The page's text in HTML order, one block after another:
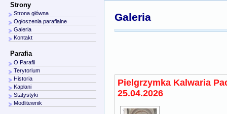
Galeria
Pielgrzymka Kalwaria
25.04.2026
Strony
Strona główna
Ogłoszenia parafialne
Galeria
Kontakt
Parafia
O Parafii
Terytorium
Historia
Kapłani
Statystyki
Modlitewnik